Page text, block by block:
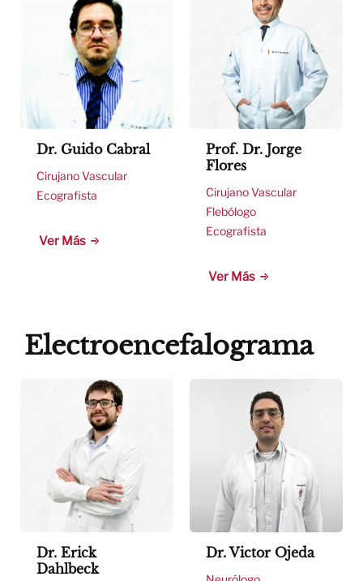
Dr. Guido Cabral
Cirujano Vascular
Ecografista
Ver Más
Prof. Dr. Jorge
Flores
Cirujano Vascular
Flebólogo
Ecografista
Ver Más
Electroencefalograma
Dr. Erick
Dahlbeck
Dr. Victor Ojeda